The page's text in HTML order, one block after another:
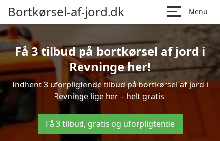
Bortkørsel-af-jord.dk Menu
Få 3 tilbud på bortkørsel af jord i
Revninge her!
Indhent 3 uforpligtende tilbud på bortkørsel af jord i
Revninge lige her – helt gratis!
Få 3 tilbud, gratis og uforpligtende